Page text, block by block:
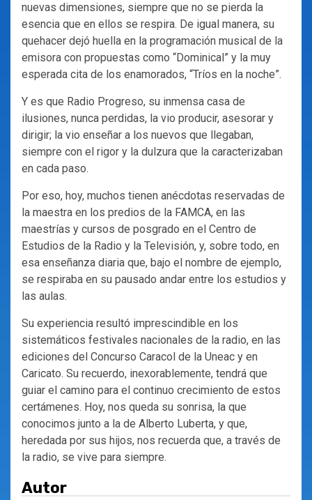
nuevas dimensiones, siempre que no se pierda la
esencia que en ellos se respira. De igual manera, su
quehacer dejó huella en la programación musical de la
emisora con propuestas como “Dominical” y la muy
esperada cita de los enamorados, “Tríos en la noche”.
Y es que Radio Progreso, su inmensa casa de
ilusiones, nunca perdidas, la vio producir, asesorar y
dirigir; la vio enseñar a los nuevos que llegaban,
siempre con el rigor y la dulzura que la caracterizaban
en cada paso.
Por eso, hoy, muchos tienen anécdotas reservadas de
la maestra en los predios de la FAMCA, en las
maestrías y cursos de posgrado en el Centro de
Estudios de la Radio y la Televisión, y, sobre todo, en
esa enseñanza diaria que, bajo el nombre de ejemplo,
se respiraba en su pausado andar entre los estudios y
las aulas.
Su experiencia resultó imprescindible en los
sistemáticos festivales nacionales de la radio, en las
ediciones del Concurso Caracol de la Uneac y en
Caricato. Su recuerdo, inexorablemente, tendrá que
guiar el camino para el continuo crecimiento de estos
certámenes. Hoy, nos queda su sonrisa, la que
conocimos junto a la de Alberto Luberta, y que,
heredada por sus hijos, nos recuerda que, a través de
la radio, se vive para siempre.
Autor